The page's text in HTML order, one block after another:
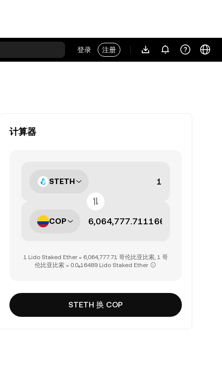
登录 注册
计算器
STETH
COP
1 Lido Staked Ether = 6,064,777.71 哥伦比亚比索, 1 哥
伦比亚比索 = 0.0₆16489 Lido Staked Ether
STETH 换 COP